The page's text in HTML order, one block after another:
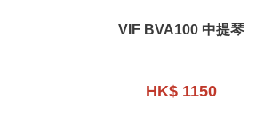
VIF BVA100 中提琴
HK$ 1150